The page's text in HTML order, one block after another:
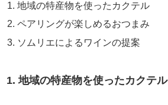
地域の特産物を使ったカクテル
ペアリングが楽しめるおつまみ
ソムリエによるワインの提案
1. 地域の特産物を使ったカクテル